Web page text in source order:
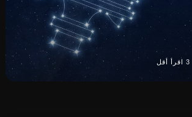
3 اقرأ أقل